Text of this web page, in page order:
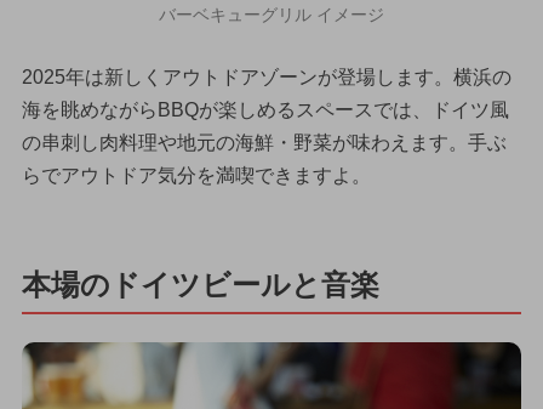
バーベキューグリル イメージ
2025年は新しくアウトドアゾーンが登場します。横浜の
海を眺めながらBBQが楽しめるスペースでは、ドイツ風
の串刺し肉料理や地元の海鮮・野菜が味わえます。手ぶ
らでアウトドア気分を満喫できますよ。
本場のドイツビールと音楽